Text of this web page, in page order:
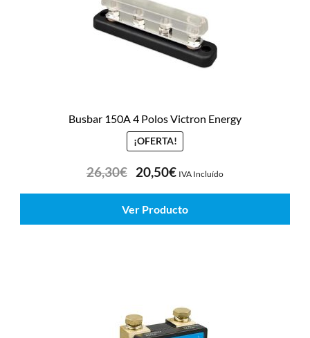
Busbar 150A 4 Polos Victron Energy
¡OFERTA!
26,30€ 20,50€ IVA Incluído
Ver Producto